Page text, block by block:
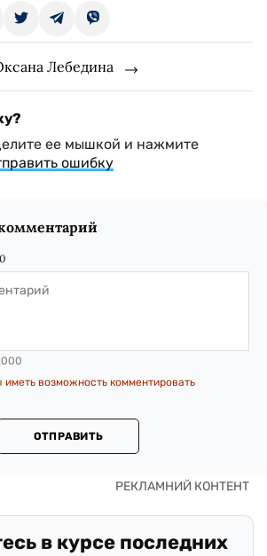
Лебедина
ее мышкой и нажмите
ошибку
0
иметь возможность комментировать
ОТПРАВИТЬ
в курсе последних